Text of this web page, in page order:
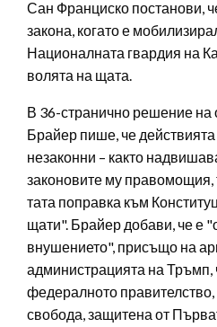
Сан Франциско постанови,
закона, когато е
Националната гвардия на
волята на щата.
В 36-странично решение
Брайер пише, че
незаконни – както
законовите му
тата поправка към
щати". Брайер добави, че е
внушението", присъщо на
администрацията на Тръмп,
федералното
свобода, защитена от